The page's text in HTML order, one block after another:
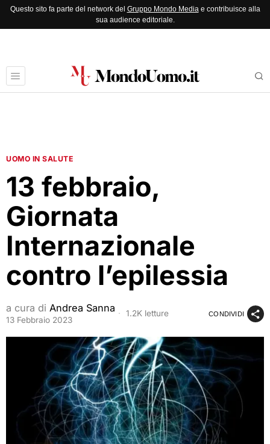
Questo sito fa parte del network del Gruppo Mondo Mediae contribuisce alla
sua audience editoriale.
UOMO IN SALUTE
13 febbraio,
Giornata
Internazionale
contro l’epilessia
a cura di Andrea Sanna
13 Febbraio 2023
1.2K letture CONDIVIDI